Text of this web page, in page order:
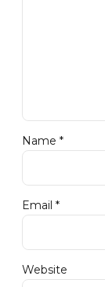
Name *
Email *
Website